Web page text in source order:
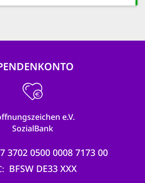
e.V.
SozialBank
3702 0500 0008 7173 00
BFSW DE33 XXX